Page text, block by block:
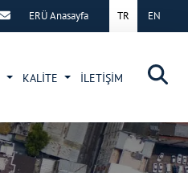
×
TR EN
ERÜ Anasayfa
KALİTE İLETİŞİM